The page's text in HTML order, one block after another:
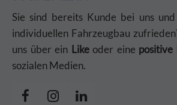
Sie sind bereits Kunde bei uns
individuellen Fahrzeugbau
uns über ein Likeoder eine positive
sozialen Medien.